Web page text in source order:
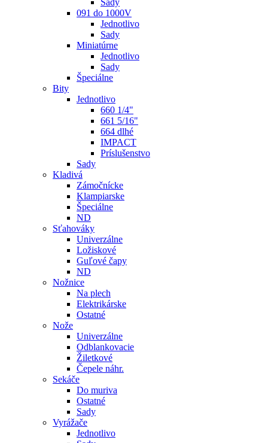
Sady
091 do 1000V
Jednotlivo
Sady
Miniatúrne
Jednotlivo
Sady
Špeciálne
Bity
Jednotlivo
660 1/4"
661 5/16"
664 dlhé
IMPACT
Príslušenstvo
Sady
Kladivá
Zámočnícke
Klampiarske
Špeciálne
ND
Sťahováky
Univerzálne
Ložiskové
Guľové čapy
ND
Nožnice
Na plech
Elektrikárske
Ostatné
Nože
Univerzálne
Odblankovacie
Žiletkové
Čepele náhr.
Sekáče
Do muriva
Ostatné
Sady
Vyrážače
Jednotlivo